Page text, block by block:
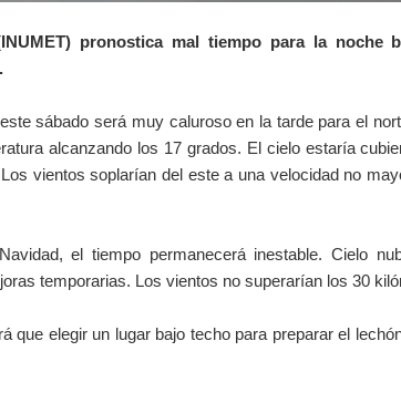
pronostica mal tiempo para la noche
sábado será muy caluroso en la tarde para el
alcanzando los 17 grados. El cielo estaría
vientos soplarían del este a una velocidad no
el tiempo permanecerá inestable. Cielo
temporarias. Los vientos no superarían los 30
que elegir un lugar bajo techo para preparar el